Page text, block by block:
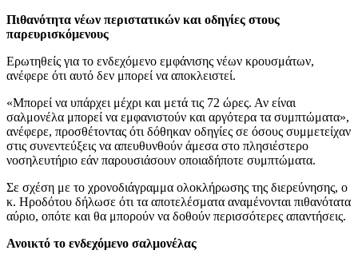
Πιθανότητα νέων περιστατικών και οδηγίες στους
παρευρισκόμενους
Ερωτηθείς για το ενδεχόμενο εμφάνισης νέων κρουσμάτων,
ανέφερε ότι αυτό δεν μπορεί να αποκλειστεί.
«Μπορεί να υπάρχει μέχρι και μετά τις 72 ώρες. Αν είναι
σαλμονέλα μπορεί να εμφανιστούν και αργότερα τα συμπτώματα»,
ανέφερε, προσθέτοντας ότι δόθηκαν οδηγίες σε όσους συμμετείχαν
στις συνεντεύξεις να απευθυνθούν άμεσα στο πλησιέστερο
νοσηλευτήριο εάν παρουσιάσουν οποιαδήποτε συμπτώματα.
Σε σχέση με το χρονοδιάγραμμα ολοκλήρωσης της διερεύνησης, ο
κ. Ηροδότου δήλωσε ότι τα αποτελέσματα αναμένονται πιθανότατα
αύριο, οπότε και θα μπορούν να δοθούν περισσότερες απαντήσεις.
Ανοικτό το ενδεχόμενο σαλμονέλας